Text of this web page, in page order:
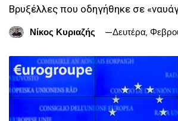
Βρυξέλλες που οδηγήθηκε σε
Νίκος Κυριαζής
Δευτέρα,